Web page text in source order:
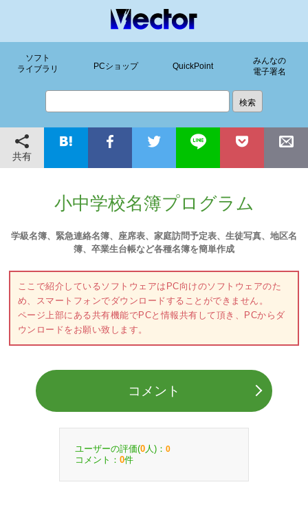
ソフト
ライブラリ
PCショップ QuickPoint
みんなの
電子署名
共有
小中学校名簿プログラム
学級名簿、緊急連絡名簿、座席表、家庭訪問予定表、生徒写真、地区名
簿、卒業生台帳など各種名簿を簡単作成
ここで紹介しているソフトウェアはPC向けのソフトウェアのた
め、スマートフォンでダウンロードすることができません。
ページ上部にある共有機能でPCと情報共有して頂き、PCからダ
ウンロードをお願い致します。
コメント
ユーザーの評価(0 人)： 0
コメント： 0件